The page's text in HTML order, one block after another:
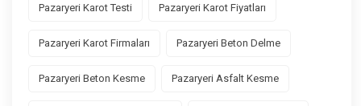
Pazaryeri Karot Testi Pazaryeri Karot Fiyatları
Pazaryeri Karot Firmaları Pazaryeri Beton Delme
Pazaryeri Beton Kesme Pazaryeri Asfalt Kesme